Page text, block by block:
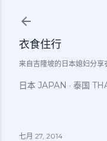
衣食住行
来自吉隆坡的日本媳妇分
日本 JAPAN 泰国
七月 27, 2014